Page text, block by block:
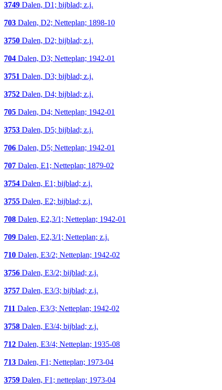
3749 Dalen, D1; bijblad; z.j.
703 Dalen, D2; Netteplan; 1898-10
3750 Dalen, D2; bijblad; z.j.
704 Dalen, D3; Netteplan; 1942-01
3751 Dalen, D3; bijblad; z.j.
3752 Dalen, D4; bijblad; z.j.
705 Dalen, D4; Netteplan; 1942-01
3753 Dalen, D5; bijblad; z.j.
706 Dalen, D5; Netteplan; 1942-01
707 Dalen, E1; Netteplan; 1879-02
3754 Dalen, E1; bijblad; z.j.
3755 Dalen, E2; bijblad; z.j.
708 Dalen, E2,3/1; Netteplan; 1942-01
709 Dalen, E2,3/1; Netteplan; z.j.
710 Dalen, E3/2; Netteplan; 1942-02
3756 Dalen, E3/2; bijblad; z.j.
3757 Dalen, E3/3; bijblad; z.j.
711 Dalen, E3/3; Netteplan; 1942-02
3758 Dalen, E3/4; bijblad; z.j.
712 Dalen, E3/4; Netteplan; 1935-08
713 Dalen, F1; Netteplan; 1973-04
3759 Dalen, F1; netteplan; 1973-04